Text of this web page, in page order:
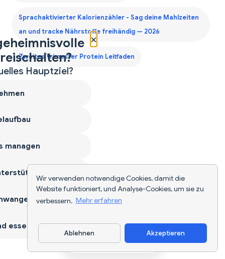
Wir verwenden notwendige Cookies, damit die
Website funktioniert, und Analyse-Cookies, um sie zu
verbessern. Mehr erfahren
Ablehnen Akzeptieren
Sprachaktivierter Kalorienzähler - Sag deine Mahlzeiten
an und tracke Nährstoffe freihändig — 2026
Zweites Trimester Protein Leitfaden
App herunterladen
×
Hauptziel?
managen
essen